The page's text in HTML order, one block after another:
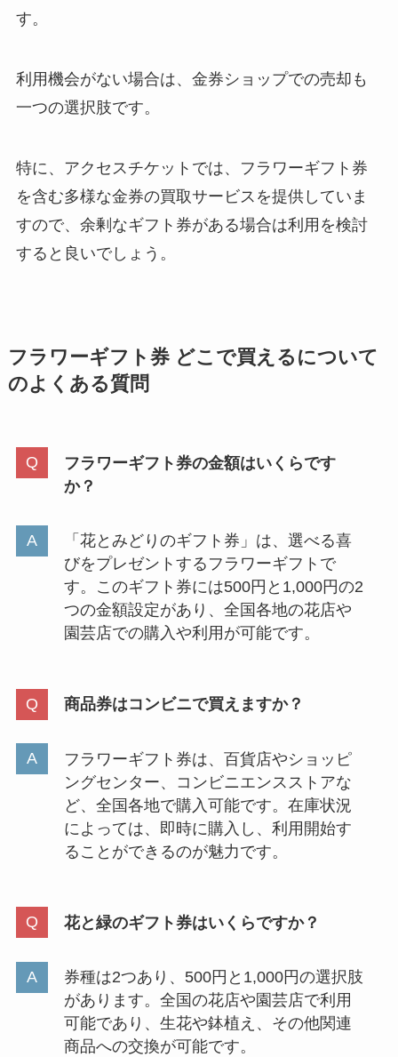
金継ぎセットはカインズで購入で
ダイソーでキャットタワーが500
の？100均アイテムでDIY！
す。
利用機会がない場合は、金券ショップでの売却も
一つの選択肢です。
特に、アクセスチケットでは、フラワーギフト券
を含む多様な金券の買取サービスを提供していま
すので、余剰なギフト券がある場合は利用を検討
すると良いでしょう。
フラワーギフト券 どこで買えるについて
のよくある質問
フラワーギフト券の金額はいくらです
か？
「花とみどりのギフト券」は、選べる喜
びをプレゼントするフラワーギフトで
す。このギフト券には500円と1,000円の2
つの金額設定があり、全国各地の花店や
園芸店での購入や利用が可能です。
商品券はコンビニで買えますか？
フラワーギフト券は、百貨店やショッピ
ングセンター、コンビニエンスストアな
ど、全国各地で購入可能です。在庫状況
によっては、即時に購入し、利用開始す
ることができるのが魅力です。
花と緑のギフト券はいくらですか？
券種は2つあり、500円と1,000円の選択肢
があります。全国の花店や園芸店で利用
可能であり、生花や鉢植え、その他関連
商品への交換が可能です。